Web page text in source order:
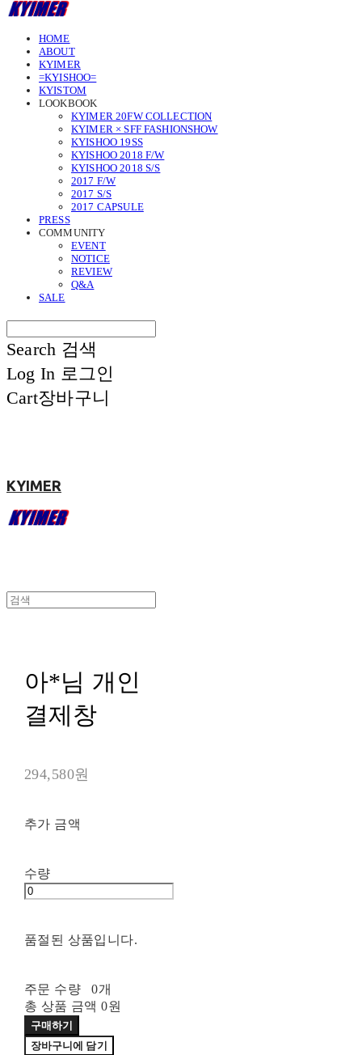
HOME
ABOUT
KYIMER
=KYISHOO=
KYISTOM
LOOKBOOK
KYIMER 20FW COLLECTION
KYIMER × SFF FASHIONSHOW
KYISHOO 19SS
KYISHOO 2018 F/W
KYISHOO 2018 S/S
2017 F/W
2017 S/S
2017 CAPSULE
PRESS
COMMUNITY
EVENT
NOTICE
REVIEW
Q&A
SALE
Search 검색
Log In 로그인
Cart장바구니
KYIMER
아*님 개인
결제창
294,580원
추가 금액
수량
품절된 상품입니다.
주문 수량
0개
총 상품 금액 0원
구매하기
장바구니에 담기